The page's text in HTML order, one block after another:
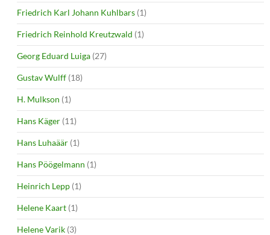
Friedrich Karl Johann Kuhlbars (1)
Friedrich Reinhold Kreutzwald (1)
Georg Eduard Luiga (27)
Gustav Wulff (18)
H. Mulkson (1)
Hans Käger (11)
Hans Luhaäär (1)
Hans Pöögelmann (1)
Heinrich Lepp (1)
Helene Kaart (1)
Helene Varik (3)